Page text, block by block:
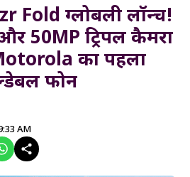
Fold ग्लोबली लॉन्च!
50MP ट्रिपल कैमरा
का पहला
फोन
AM